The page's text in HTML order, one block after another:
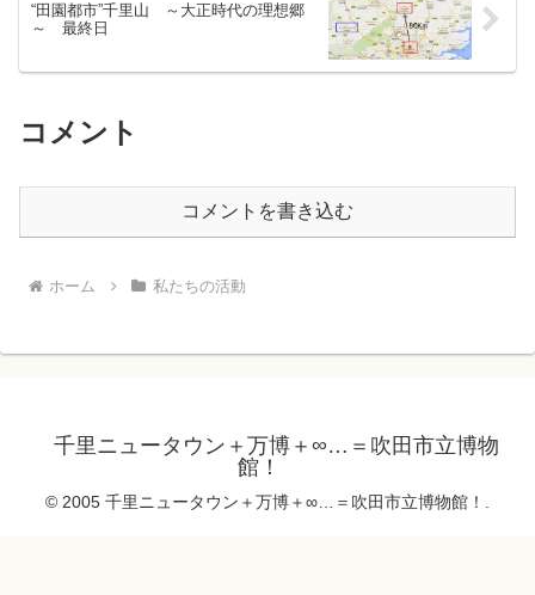
“田園都市”千里山 ～大正時代の理想郷
～ 最終日
コメント
コメントを書き込む
ホーム 私たちの活動
千里ニュータウン＋万博＋∞…＝吹田市立博物
館！
© 2005 千里ニュータウン＋万博＋∞…＝吹田市立博物館！.